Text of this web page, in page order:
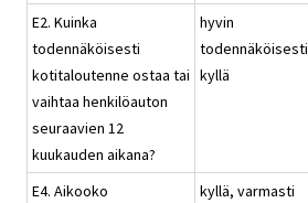
E2. Kuinka
todennäköisesti
kotitaloutenne ostaa tai
vaihtaa henkilöauton
seuraavien 12
kuukauden aikana?
hyvin
todennäköisesti
kyllä
E4. Aikooko
kyllä, varmasti